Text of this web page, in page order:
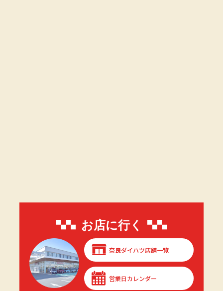
お店に行く
奈良ダイハツ店舗一覧
営業日カレンダー